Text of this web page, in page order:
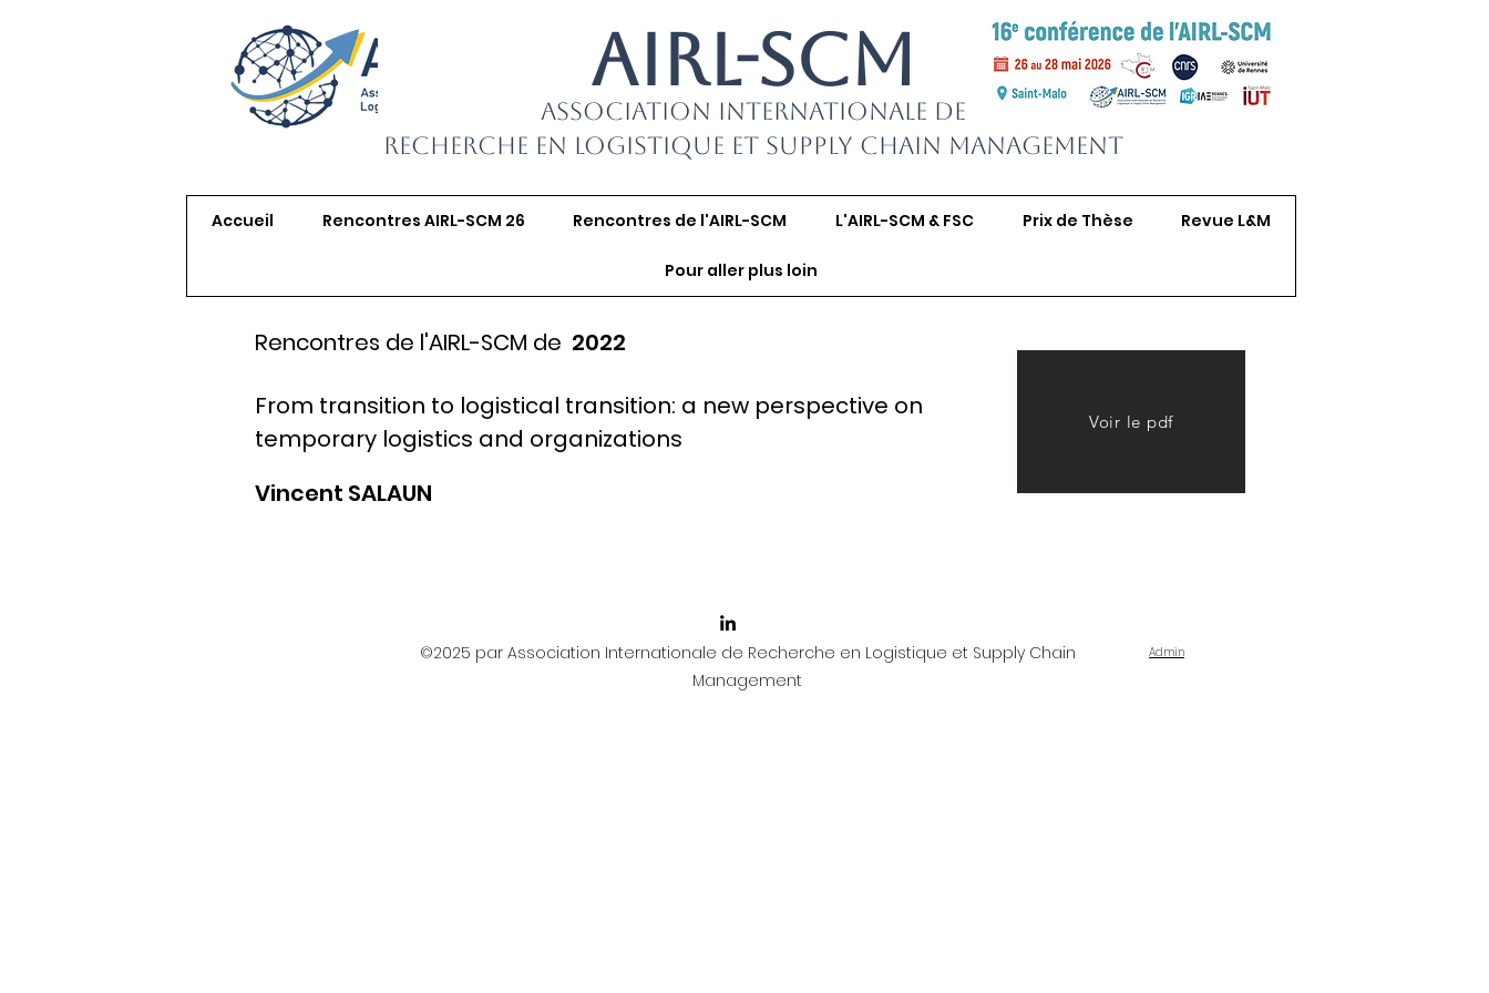
AIRL-SCM
Association Internationale de
Recherche en Logistique et Supply Chain Management
Accueil Rencontres AIRL-SCM 26 Rencontres de l'AIRL-SCM L'AIRL-SCM & FSC Prix de Thèse Revue L&M
Pour aller plus loin
Rencontres de l'AIRL-SCM de 2022
From transition to logistical transition: a new perspective on
temporary logistics and organizations
Vincent SALAUN
Voir le pdf
©2025 par Association Internationale de Recherche en Logistique et Supply Chain
Management
Admin